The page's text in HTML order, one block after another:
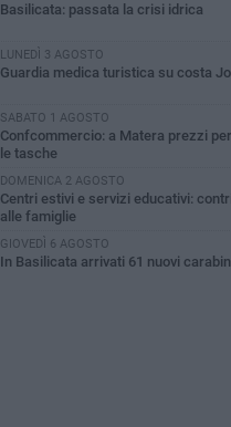
Basilicata: passata la crisi idrica
LUNEDÌ 3 AGOSTO
Guardia medica turistica su costa
SABATO 1 AGOSTO
Confcommercio: a Matera prezzi
le tasche
DOMENICA 2 AGOSTO
Centri estivi e servizi educativi:
alle famiglie
GIOVEDÌ 6 AGOSTO
In Basilicata arrivati 61 nuovi